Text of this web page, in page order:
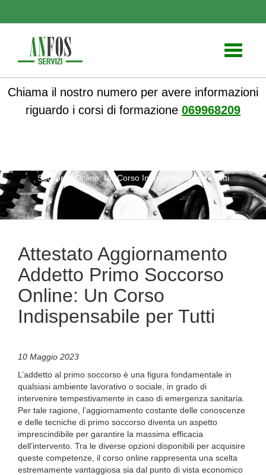
Toggle
Chiama il nostro numero per avere informazioni
riguardo i corsi di formazione 069968209
Soccorso Online: Un Corso Indispensabile per Tutti
Attestato Aggiornamento
Addetto Primo Soccorso
Online: Un Corso
Indispensabile per Tutti
10 Maggio 2023
L’addetto al primo soccorso è una figura fondamentale in
qualsiasi ambiente lavorativo o sociale, in grado di
intervenire tempestivamente in caso di emergenza sanitaria.
Per tale ragione, l’aggiornamento costante delle conoscenze
e delle tecniche di primo soccorso diventa un aspetto
imprescindibile per garantire la massima efficacia
dell’intervento. Tra le diverse opzioni disponibili per acquisire
queste competenze, il corso online rappresenta una scelta
estremamente vantaggiosa sia dal punto di vista economico